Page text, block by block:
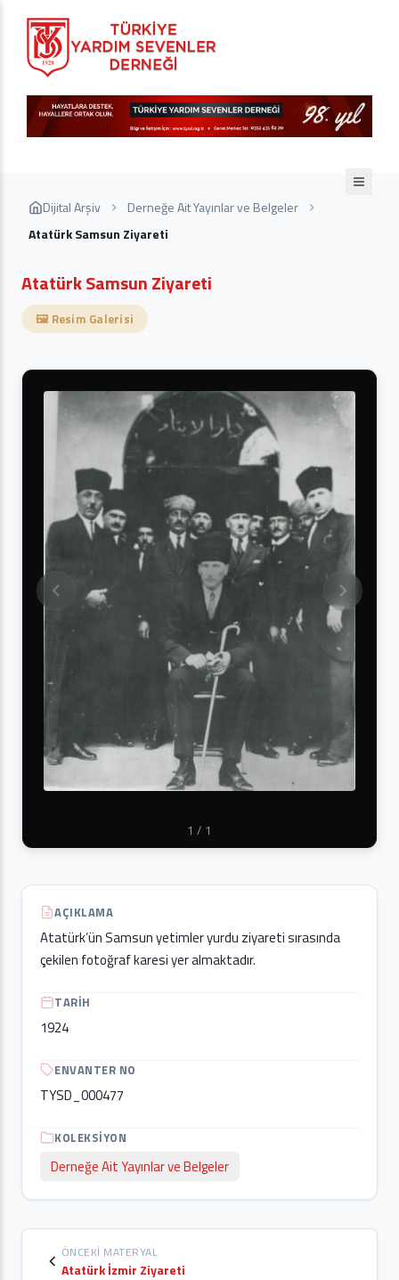
Dijital Arşiv
Derneğe Ait Yayınlar ve Belgeler
Atatürk Samsun Ziyareti
Atatürk Samsun Ziyareti
🖼️ Resim Galerisi
1 / 1
AÇIKLAMA
Atatürk’ün Samsun yetimler yurdu ziyareti sırasında
çekilen fotoğraf karesi yer almaktadır.
TARIH
1924
ENVANTER NO
TYSD_000477
KOLEKSIYON
Derneğe Ait Yayınlar ve Belgeler
ÖNCEKI MATERYAL
Atatürk İzmir Ziyareti